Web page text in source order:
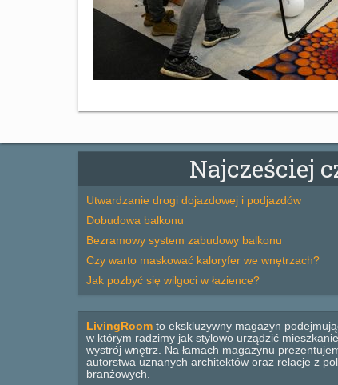
Najcześciej
Utwardzanie drogi dojazdowej i podjazdów
Dobudowa balkonu
Bezramowy system zabudowy balkonu
Czy warto maskować kaloryfer we wnętrzach?
Jak pozbyć się wilgoci w łazience?
LivingRoom to ekskluzywny magazyn
w którym radzimy jak stylowo urządzić
wystrój wnętrz. Na łamach magazynu
autorstwa uznanych architektów oraz relacje z
branżowych.